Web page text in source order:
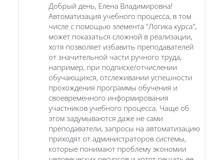
Добрый день, Елена Владимировна!
Автоматизация учебного процесса, в том
числе с помощью элемента "Логика курса",
может показаться сложной в реализации,
хотя позволяет избавить преподавателей
от значительной части ручного труда,
например, при подписке/отчислении
обучающихся, отслеживании успешности
прохождения программы обучения и
своевременного информирования
участников учебного процесса. Чаще об
этом задумываются даже не сами
преподаватели, запросы на автоматизацию
приходят от администраторов системы,
которые понимают проблему экономии